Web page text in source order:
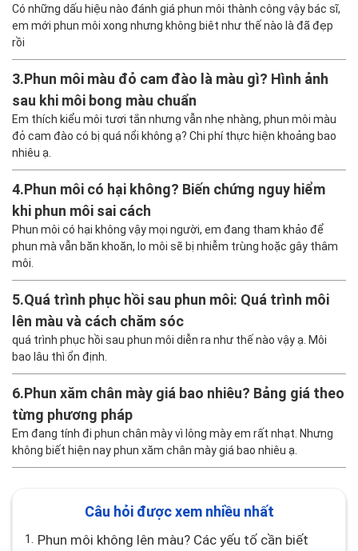
Có những dấu hiệu nào đánh giá phun môi thành công vậy bác sĩ,
em mới phun môi xong nhưng không biêt như thế nào là đã đẹp
rồi
3.Phun môi màu đỏ cam đào là màu gì? Hình ảnh
sau khi môi bong màu chuẩn
Em thích kiểu môi tươi tắn nhưng vẫn nhẹ nhàng, phun môi màu
đỏ cam đào có bị quá nổi không ạ? Chi phí thực hiện khoảng bao
nhiêu ạ.
4.Phun môi có hại không? Biến chứng nguy hiểm
khi phun môi sai cách
Phun môi có hại không vậy mọi người, em đang tham khảo để
phun mà vẫn băn khoăn, lo môi sẽ bị nhiễm trùng hoặc gây thâm
môi.
5.Quá trình phục hồi sau phun môi: Quá trình môi
lên màu và cách chăm sóc
quá trình phục hồi sau phun môi diễn ra như thế nào vậy ạ. Môi
bao lâu thì ổn định.
6.Phun xăm chân mày giá bao nhiêu? Bảng giá theo
từng phương pháp
Em đang tính đi phun chân mày vì lông mày em rất nhạt. Nhưng
không biết hiện nay phun xăm chân mày giá bao nhiêu ạ.
Câu hỏi được xem nhiều nhất
1. Phun môi không lên màu? Các yếu tố cần biết